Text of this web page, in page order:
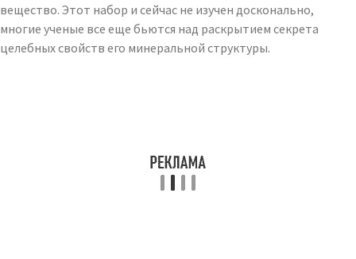
вещество. Этот набор и сейчас не изучен досконально,
многие ученые все еще бьются над раскрытием секрета
целебных свойств его минеральной структуры.